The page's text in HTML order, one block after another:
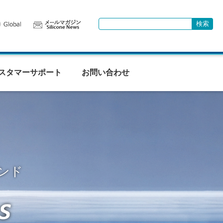
検索キーワード入力
検索
タマーサポート お問い合わせ
ド